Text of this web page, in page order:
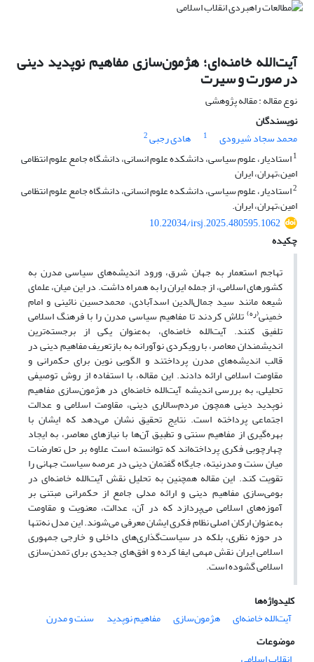
آیت‌الله خامنه‌ای؛ هژمون‌سازی مفاهیم نوپدید دینی
در صورت و سیرت
نوع مقاله : مقاله پژوهشی
نویسندگان
محمد سجاد شیرودی
1 هادی رجبی2
1استادیار، علوم سیاسی، دانشکده علوم انسانی، دانشگاه جامع علوم انتظامی
امین،تهران، ایران
2استادیار، علوم سیاسی، دانشکده علوم انسانی، دانشگاه جامع علوم انتظامی
امین،تهران، ایران.
10.22034/irsj.2025.480595.1062
چکیده
تهاجم استعمار به جهان شرق، ورود اندیشه‌های سیاسی مدرن به
کشورهای اسلامی، از جمله ایران را به همراه داشت. در این میان، علمای
شیعه مانند سید جمال‌الدین اسدآبادی، محمدحسین نائینی و امام
خمینی(ره) تلاش کردند تا مفاهیم سیاسی مدرن را با فرهنگ اسلامی
تلفیق کنند. آیت‌الله خامنه‌ای، به‌عنوان یکی از برجسته‌ترین
اندیشمندان معاصر، با رویکردی نوآورانه به بازتعریف مفاهیم دینی در
قالب اندیشه‌های مدرن پرداختند و الگویی نوین برای حکمرانی و
مقاومت اسلامی ارائه دادند. این مقاله، با استفاده از روش توصیفی
تحلیلی، به بررسی اندیشه آیت‌الله خامنه‌ای در هژمون‌سازی مفاهیم
نوپدید دینی همچون مردم‌سالاری دینی، مقاومت اسلامی و عدالت
اجتماعی پرداخته است. نتایج تحقیق نشان می‌دهد که ایشان با
بهره‌گیری از مفاهیم سنتی و تطبیق آن‌ها با نیازهای معاصر، به ایجاد
چهارچوبی فکری پرداخته‌اند که توانسته است علاوه بر حل تعارضات
میان سنت و مدرنیته، جایگاه گفتمان دینی در عرصه سیاست جهانی را
تقویت کند. این مقاله همچنین به تحلیل نقش آیت‌الله خامنه‌ای در
بومی‌سازی مفاهیم دینی و ارائه مدلی جامع از حکمرانی مبتنی بر
آموزه‌های اسلامی می‌پردازد که در آن، عدالت، معنویت و مقاومت
به‌عنوان ارکان اصلی نظام فکری ایشان معرفی می‌شوند. این مدل نه‌تنها
در حوزه نظری، بلکه در سیاست‌گذاری‌های داخلی و خارجی جمهوری
اسلامی ایران نقش مهمی ایفا کرده و افق‌های جدیدی برای تمدن‌سازی
اسلامی گشوده است.
کلیدواژه‌ها
آیت‌الله خامنه‌ای
هژمون‌سازی مفاهیم نوپدید
سنت و مدرن
موضوعات